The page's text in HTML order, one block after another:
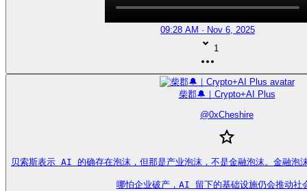
09:28 AM · Nov 6, 2025
1
柴郡🔔｜Crypto+AI Plus
@0xCheshire
贝索斯表示 AI 的确存在泡沫，但那是产业泡沫，不是金融泡沫。金融泡
哪怕企业破产，AI 留下的基础设施仍会推动社